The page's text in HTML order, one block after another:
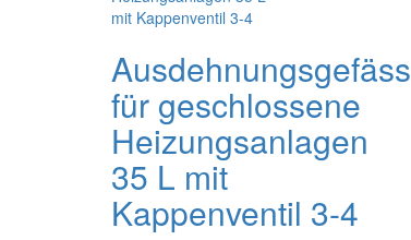
Ausdehnungsgefäss
für geschlossene
Heizungsanlagen
35 L mit
Kappenventil 3-4